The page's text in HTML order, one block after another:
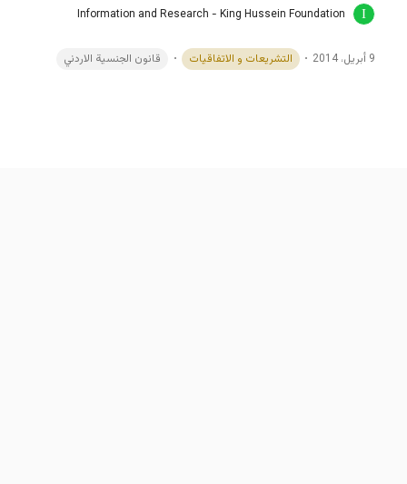
Information and Research - King Hussein Foundation
9 أبريل، 2014 التشريعات و الاتفاقيات قانون الجنسية الاردني